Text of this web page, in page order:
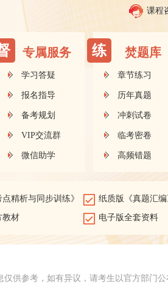
课程
专属服务
学习答疑
报名指导
备考规划
VIP交流群
微信助学
练 焚题库
章节练习
历年真题
冲刺试卷
临考密卷
高频错题
精析与同步训练》 纸质版《真题汇
教材 电子版全套资料
供参考，如有异议，请考生以官方部门